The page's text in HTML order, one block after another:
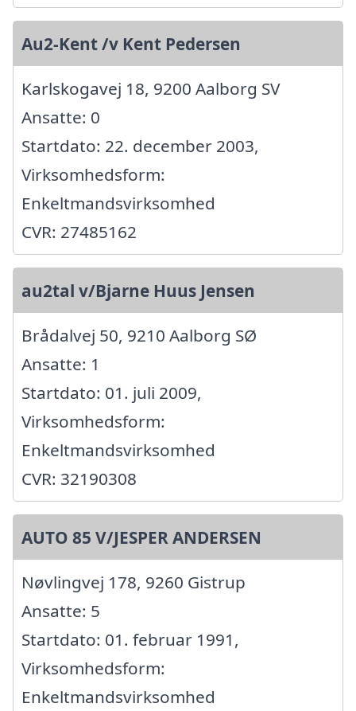
Au2-Kent /v Kent Pedersen
Karlskogavej 18, 9200 Aalborg SV
Ansatte: 0
Startdato: 22. december 2003,
Virksomhedsform:
Enkeltmandsvirksomhed
CVR: 27485162
au2tal v/Bjarne Huus Jensen
Brådalvej 50, 9210 Aalborg SØ
Ansatte: 1
Startdato: 01. juli 2009,
Virksomhedsform:
Enkeltmandsvirksomhed
CVR: 32190308
AUTO 85 V/JESPER ANDERSEN
Nøvlingvej 178, 9260 Gistrup
Ansatte: 5
Startdato: 01. februar 1991,
Virksomhedsform:
Enkeltmandsvirksomhed